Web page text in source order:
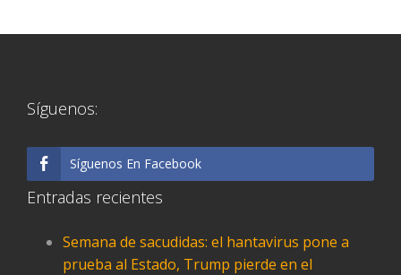
Síguenos:
Síguenos En Facebook
Entradas recientes
Semana de sacudidas: el hantavirus pone a
prueba al Estado, Trump pierde en el